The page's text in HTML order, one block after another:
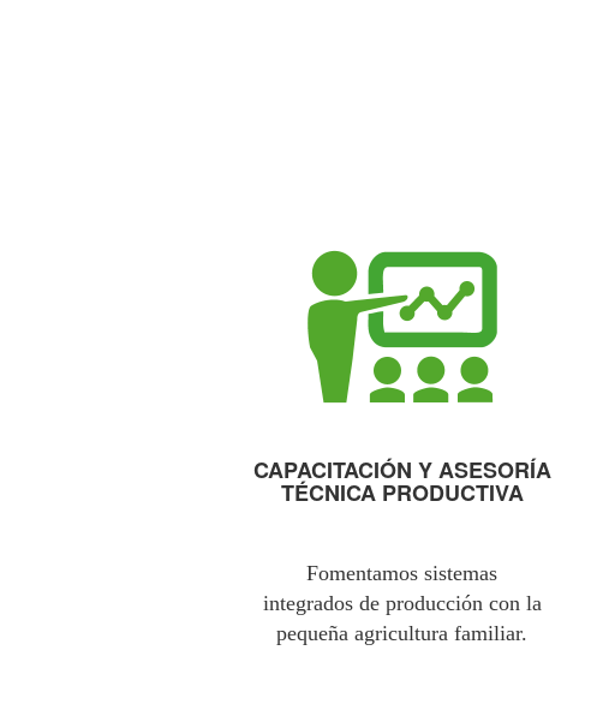
CAPACITACIÓN Y ASESORÍA
TÉCNICA PRODUCTIVA
Fomentamos sistemas
integrados de producción con la
pequeña agricultura familiar.